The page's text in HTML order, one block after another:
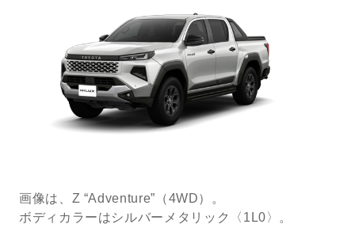
画像は、Z “Adventure”（4WD）。
ボディカラーはシルバーメタリック〈1L0〉。